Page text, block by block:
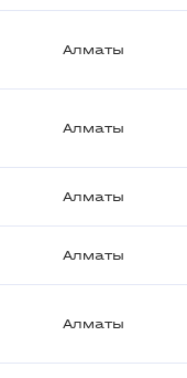
Алматы
Алматы
Алматы
Алматы
Алматы